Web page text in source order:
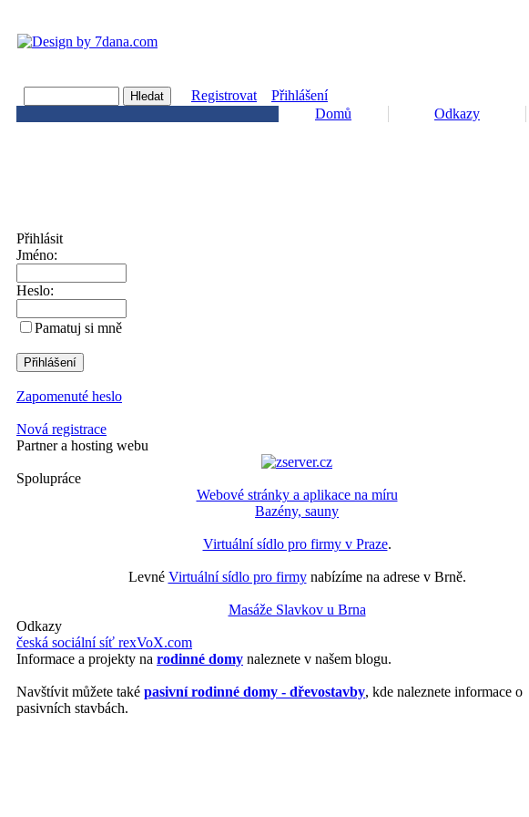
Registrovat
Přihlášení
Domů
Odkazy
Přihlásit
Jméno:
Heslo:
Pamatuj si mně
Zapomenuté heslo
Nová registrace
Partner a hosting webu
Spolupráce
Webové stránky a aplikace na míru
Bazény, sauny
Virtuální sídlo pro firmy v Praze.
Levné Virtuální sídlo pro firmynabízíme na adrese v Brně.
Masáže Slavkov u Brna
Odkazy
česká sociální síť rexVoX.com
Informace a projekty na rodinné domy naleznete v našem blogu.
Navštívit můžete také pasivní rodinné domy - dřevostavby, kde naleznete informace o
pasivních stavbách.